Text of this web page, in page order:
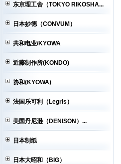
东京理工舍（TOKYO RIKOSHA...
日本妙德（CONVUM）
共和电业/KYOWA
近藤制作所(KONDO)
协和(KYOWA)
法国乐可利（Legris）
美国丹尼逊（DENISON）...
日本制纸
日本大昭和（BIG）